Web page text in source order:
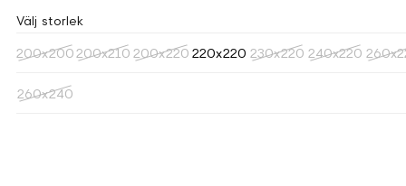
Välj storlek
200x200200x210 200x220 220x220 230x220 240x220
260x240